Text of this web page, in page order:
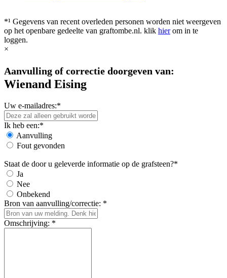
*¹ Gegevens van recent overleden personen worden niet weergeven
op het openbare gedeelte van graftombe.nl. klik hierom in te
loggen.
×
Aanvulling of correctie doorgeven van:
Wienand Eising
Uw e-mailadres:*
Ik heb een:*
Aanvulling
Fout gevonden
Staat de door u geleverde informatie op de grafsteen?*
Ja
Nee
Onbekend
Bron van aanvulling/correctie: *
Omschrijving: *